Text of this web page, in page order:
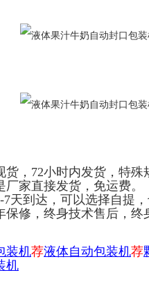
货，72小时内发货，特殊
家直接发货，免运费。
天到达，可以选择自提
保修，终身技术售后，终
装机荐液体自动包装机荐
机